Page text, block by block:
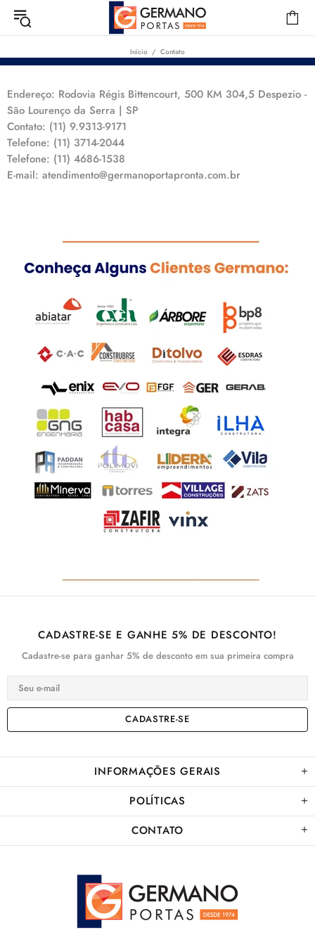
Início Contato
Endereço: Rodovia Régis Bittencourt, 500 KM 304,5 Despezio -
São Lourenço da Serra | SP
Contato: (11) 9.9313-9171
Telefone: (11) 3714-2044
Telefone: (11) 4686-1538
E-mail: atendimento@germanoportapronta.com.br
CADASTRE-SE E GANHE 5% DE DESCONTO!
Cadastre-se para ganhar 5% de desconto em sua primeira compra
INFORMAÇÕES GERAIS
POLÍTICAS
CONTATO